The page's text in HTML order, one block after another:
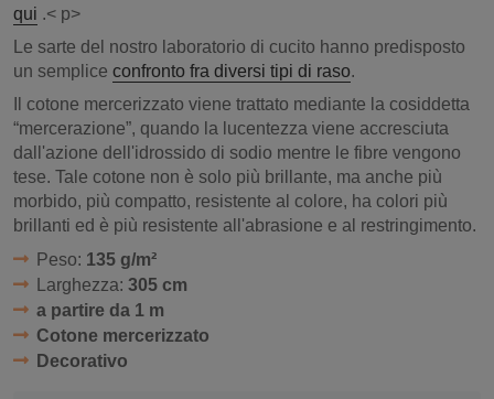
qui .< p>
Le sarte del nostro laboratorio di cucito hanno predisposto
un semplice confronto fra diversi tipi di raso.
Il cotone mercerizzato viene trattato mediante la cosiddetta
“mercerazione”, quando la lucentezza viene accresciuta
dall'azione dell'idrossido di sodio mentre le fibre vengono
tese. Tale cotone non è solo più brillante, ma anche più
morbido, più compatto, resistente al colore, ha colori più
brillanti ed è più resistente all'abrasione e al restringimento.
Peso: 135 g/m²
Larghezza: 305 cm
a partire da 1 m
Cotone mercerizzato
Decorativo